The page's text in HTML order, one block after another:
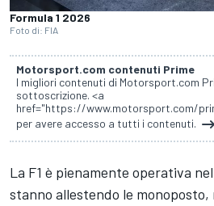
Formula 1 2026
Foto di: FIA
Motorsport.com contenuti Prime
I migliori contenuti di Motorsport.com
sottoscrizione. <a
href="https://www.motorsport.com/
per avere accesso a tutti i contenuti.
La F1 è pienamente operativa
stanno allestendo le monoposto,